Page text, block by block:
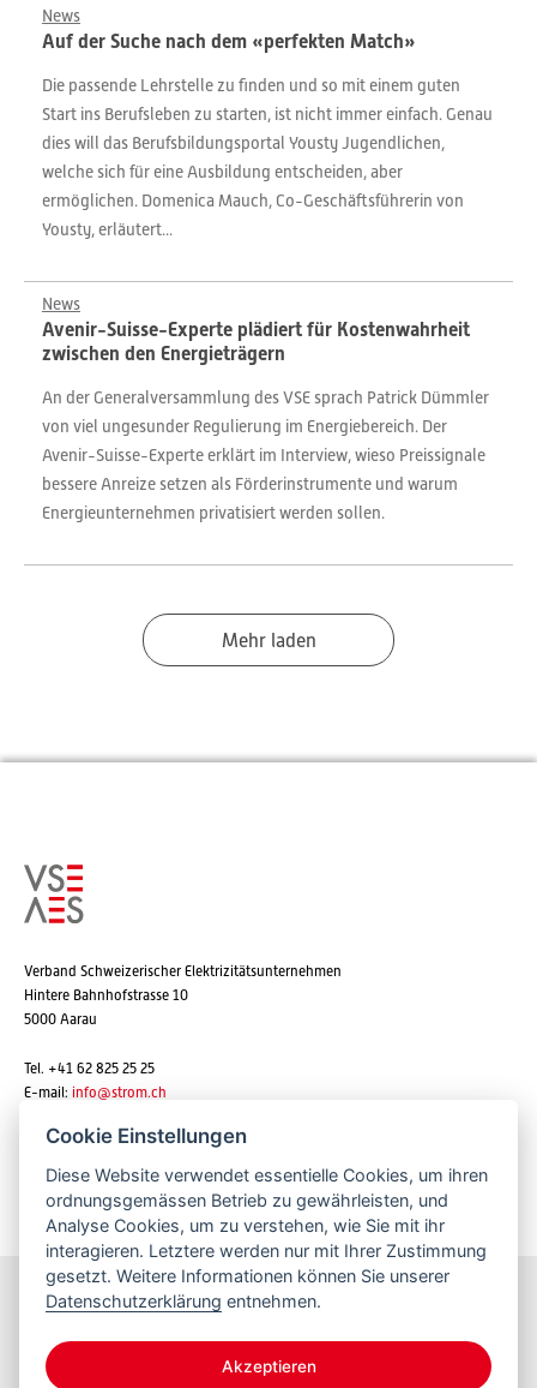
News
Auf der Suche nach dem «perfekten Match»
Die passende Lehrstelle zu finden und so mit einem guten
Start ins Berufsleben zu starten, ist nicht immer einfach. Genau
dies will das Berufsbildungsportal Yousty Jugendlichen,
welche sich für eine Ausbildung entscheiden, aber
ermöglichen. Domenica Mauch, Co-Geschäftsführerin von
Yousty, erläutert...
News
Avenir-Suisse-Experte plädiert für Kostenwahrheit
zwischen den Energieträgern
An der Generalversammlung des VSE sprach Patrick Dümmler
von viel ungesunder Regulierung im Energiebereich. Der
Avenir-Suisse-Experte erklärt im Interview, wieso Preissignale
bessere Anreize setzen als Förderinstrumente und warum
Energieunternehmen privatisiert werden sollen.
Mehr laden
Verband Schweizerischer Elektrizitätsunternehmen
Hintere Bahnhofstrasse 10
5000 Aarau
Tel. +41 62 825 25 25
E-mail: info@strom.ch
Newsletter abonnieren
Bleiben Sie informiert
Cookie Einstellungen
Diese Website verwendet essentielle Cookies, um ihren
ordnungsgemässen Betrieb zu gewährleisten, und
Analyse Cookies, um zu verstehen, wie Sie mit ihr
interagieren. Letztere werden nur mit Ihrer Zustimmung
gesetzt. Weitere Informationen können Sie unserer
Datenschutzerklärung entnehmen.
Akzeptieren